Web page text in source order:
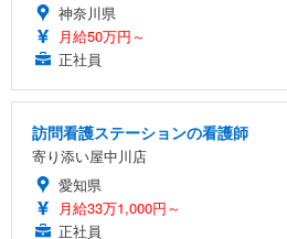
神奈川県
月給50万円～
正社員
訪問看護ステーションの看護師
寄り添い屋中川店
愛知県
月給33万1,000円～
正社員